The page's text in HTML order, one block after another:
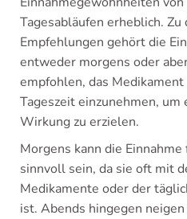
Tagesabläufen erheblich.
Empfehlungen gehört die
entweder morgens oder
empfohlen, das
Tageszeit einzunehmen, um
Wirkung zu erzielen.
Morgens kann die
sinnvoll sein, da sie oft mit
Medikamente oder der
ist. Abends hingegen